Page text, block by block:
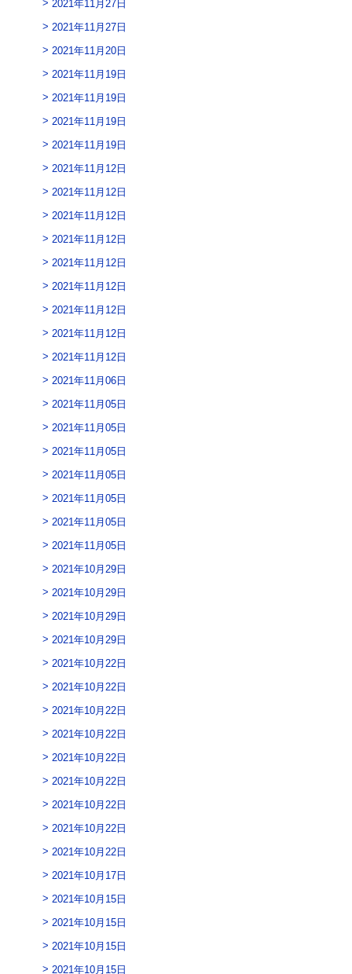
2021年11月27日
2021年11月27日
2021年11月20日
2021年11月19日
2021年11月19日
2021年11月19日
2021年11月19日
2021年11月12日
2021年11月12日
2021年11月12日
2021年11月12日
2021年11月12日
2021年11月12日
2021年11月12日
2021年11月12日
2021年11月12日
2021年11月06日
2021年11月05日
2021年11月05日
2021年11月05日
2021年11月05日
2021年11月05日
2021年11月05日
2021年11月05日
2021年10月29日
2021年10月29日
2021年10月29日
2021年10月29日
2021年10月22日
2021年10月22日
2021年10月22日
2021年10月22日
2021年10月22日
2021年10月22日
2021年10月22日
2021年10月22日
2021年10月22日
2021年10月17日
2021年10月15日
2021年10月15日
2021年10月15日
2021年10月15日